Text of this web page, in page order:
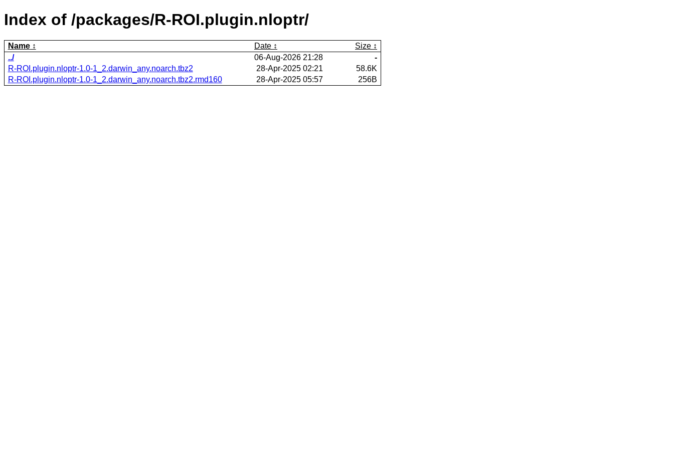
Index of /packages/R-ROI.plugin.nloptr/
Name Date
Size
../
06-Aug-2026 21:28
-
R-ROI.plugin.nloptr-1.0-1_2.darwin_any.noarch.tbz2
28-Apr-2025 02:21
58.6K
R-ROI.plugin.nloptr-1.0-1_2.darwin_any.noarch.tbz2.rmd160
28-Apr-2025 05:57 256B